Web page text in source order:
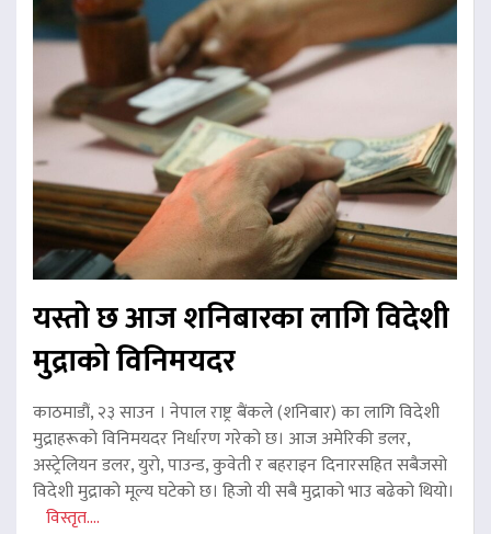
यस्तो छ आज शनिबारका लागि विदेशी
मुद्राको विनिमयदर
काठमाडौं, २३ साउन । नेपाल राष्ट्र बैंकले (शनिबार) का लागि विदेशी
मुद्राहरूको विनिमयदर निर्धारण गरेको छ। आज अमेरिकी डलर,
अस्ट्रेलियन डलर, युरो, पाउन्ड, कुवेती र बहराइन दिनारसहित सबैजसो
विदेशी मुद्राको मूल्य घटेको छ। हिजो यी सबै मुद्राको भाउ बढेको थियो।
विस्तृत....